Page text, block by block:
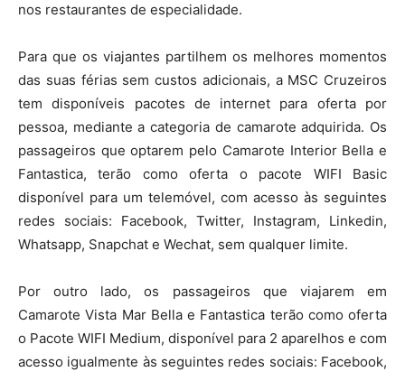
nos restaurantes de especialidade.
Para que os viajantes partilhem os melhores momentos
das suas férias sem custos adicionais, a MSC Cruzeiros
tem disponíveis pacotes de internet para oferta por
pessoa, mediante a categoria de camarote adquirida. Os
passageiros que optarem pelo Camarote Interior Bella e
Fantastica, terão como oferta o pacote WIFI Basic
disponível para um telemóvel, com acesso às seguintes
redes sociais: Facebook, Twitter, Instagram, Linkedin,
Whatsapp, Snapchat e Wechat, sem qualquer limite.
Por outro lado, os passageiros que viajarem em
Camarote Vista Mar Bella e Fantastica terão como oferta
o Pacote WIFI Medium, disponível para 2 aparelhos e com
acesso igualmente às seguintes redes sociais: Facebook,